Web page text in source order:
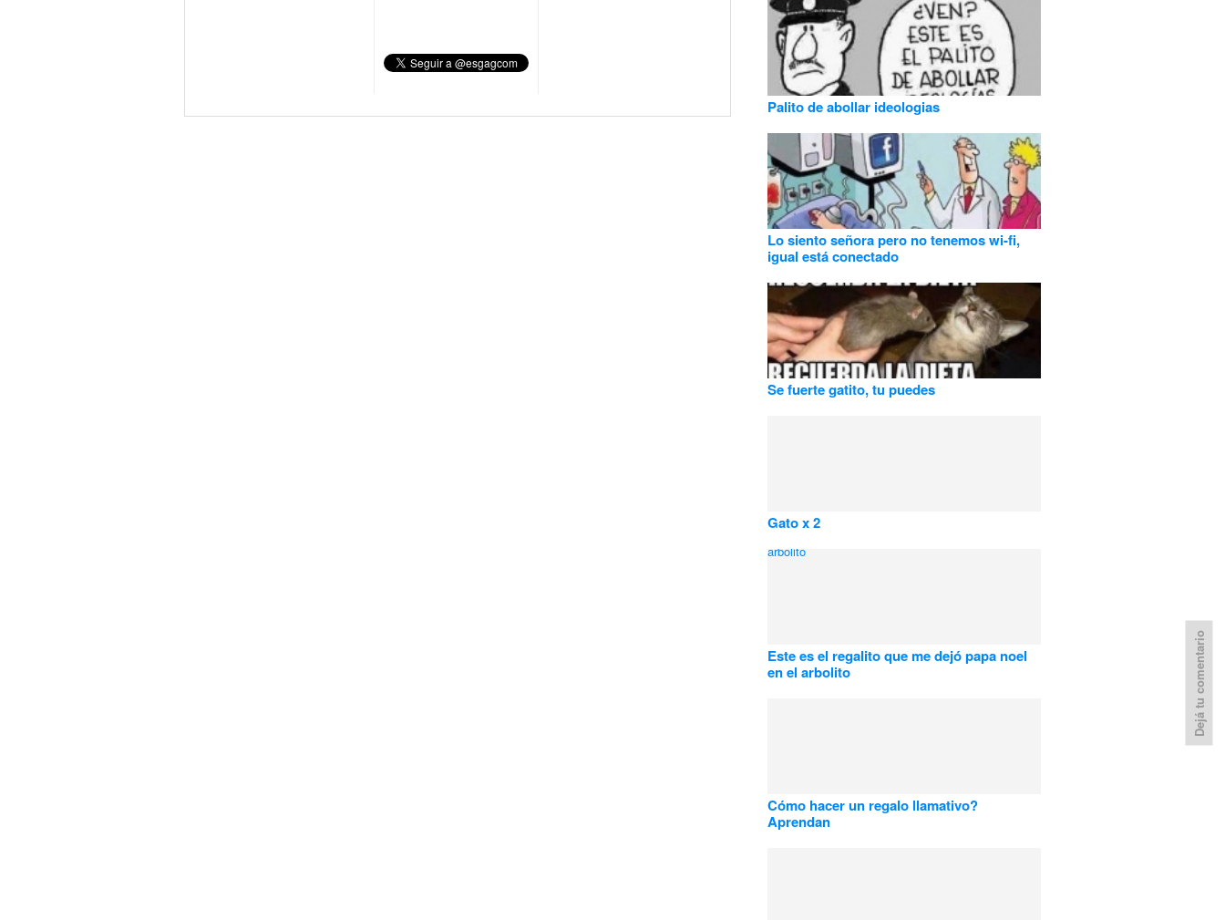
Palito de abollar ideologias
Lo siento señora pero no tenemos wi-fi,
igual está conectado
Se fuerte gatito, tu puedes
Gato x 2
Este es el regalito que me dejó papa noel
en el arbolito
Cómo hacer un regalo llamativo?
Aprendan
Dejá tu comentario